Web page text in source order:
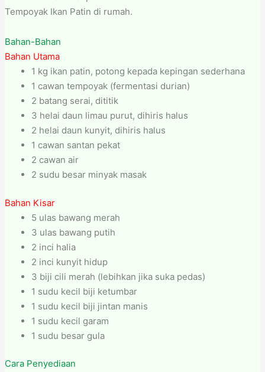
Tempoyak Ikan Patin di rumah.
Bahan-Bahan
Bahan Utama
1 kg ikan patin, potong kepada kepingan sederhana
1 cawan tempoyak (fermentasi durian)
2 batang serai, dititik
3 helai daun limau purut, dihiris halus
2 helai daun kunyit, dihiris halus
1 cawan santan pekat
2 cawan air
2 sudu besar minyak masak
Bahan Kisar
5 ulas bawang merah
3 ulas bawang putih
2 inci halia
2 inci kunyit hidup
3 biji cili merah (lebihkan jika suka pedas)
1 sudu kecil biji ketumbar
1 sudu kecil biji jintan manis
1 sudu kecil garam
1 sudu besar gula
Cara Penyediaan